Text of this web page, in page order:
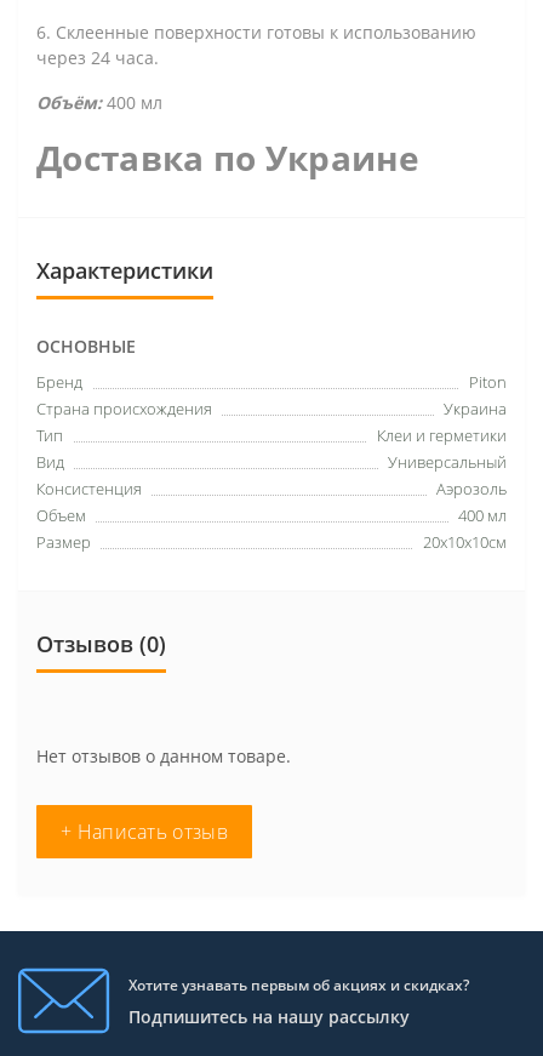
6. Склеенные поверхности готовы к использованию
через 24 часа.
Объём:400 мл
Доставка по Украине
Характеристики
ОСНОВНЫЕ
Бренд
Piton
Страна происхождения
Украина
Тип
Клеи и герметики
Вид
Универсальный
Консистенция
Аэрозоль
Объем
400 мл
Размер
20х10х10см
Отзывов (0)
Нет отзывов о данном товаре.
+ Написать отзыв
Хотите узнавать первым об акциях и скидках?
Подпишитесь на нашу рассылку